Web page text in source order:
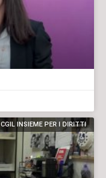
CGIL INSIEME PER I DIRITTI